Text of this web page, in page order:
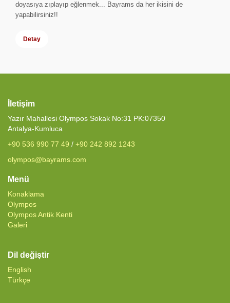
doyasıya zıplayıp eğlenmek... Bayrams da her ikisini de
yapabilirsiniz!!
Detay
İletişim
Yazır Mahallesi Olympos Sokak No:31 PK:07350
Antalya-Kumluca
+90 536 990 77 49 / +90 242 892 1243
olympos@bayrams.com
Menü
Konaklama
Olympos
Olympos Antik Kenti
Galeri
Dil değiştir
English
Türkçe